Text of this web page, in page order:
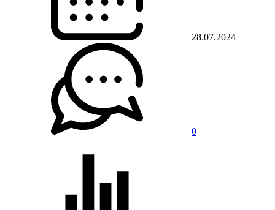
28.07.2024
0